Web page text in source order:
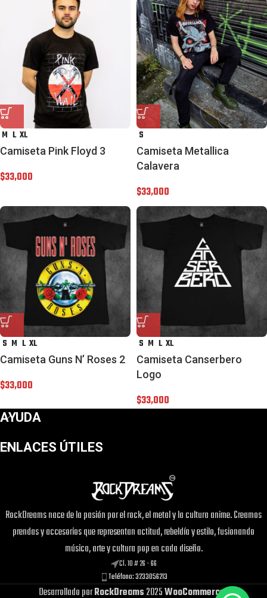
M L XL
Camiseta Pink Floyd 3
$33,000
S
Camiseta Metallica
Calavera
$33,000
S M L XL
Camiseta Guns N’ Roses 2
$33,000
S M L XL
Camiseta Canserbero
Logo
$33,000
AYUDA
ENLACES ÚTILES
RockDreams nace de la pasión por el rock, el metal y la cultura anime. Creamos
prendas y accesorios que representan actitud, rebeldía y estilo, fusionando
música, arte y cultura pop en cada diseño.
Cl. 10 # 26 - 66
Teléfono: 3233056213
Desarrollado porRockDreams2025WooCommerce.
Gorra Kraken
puede ser tuyo solo
por$16,000!
Si tienes alguna duda, pregúntanos.